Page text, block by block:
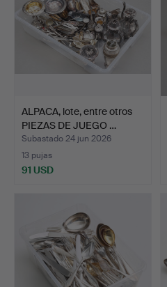
ALPACA, lote, entre otros
PIEZAS DE JUEGO …
Subastado 24 jun 2026
13 pujas
91 USD